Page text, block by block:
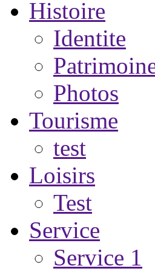
Histoire
Identite
Photos
Tourisme
test
Loisirs
Test
Service
Service 1